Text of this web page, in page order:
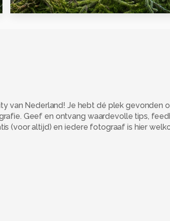
van Nederland! Je hebt dé plek gevonden
Geef en ontvang waardevolle tips,
(voor altijd) en iedere fotograaf is hier